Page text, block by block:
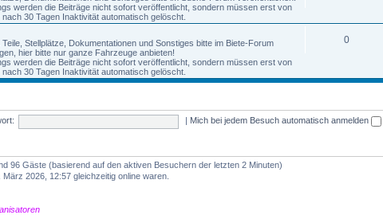
werden die Beiträge nicht sofort veröffentlicht, sondern müssen erst von
30 Tagen Inaktivität automatisch gelöscht.
Stellplätze, Dokumentationen und Sonstiges bitte im Biete-Forum
hier bitte nur ganze Fahrzeuge anbieten!
werden die Beiträge nicht sofort veröffentlicht, sondern müssen erst von
30 Tagen Inaktivität automatisch gelöscht.
0
Mich bei jedem Besuch automatisch anmelden
96 Gäste (basierend auf den aktiven Besuchern der letzten 2 Minuten)
2026, 12:57 gleichzeitig online waren.